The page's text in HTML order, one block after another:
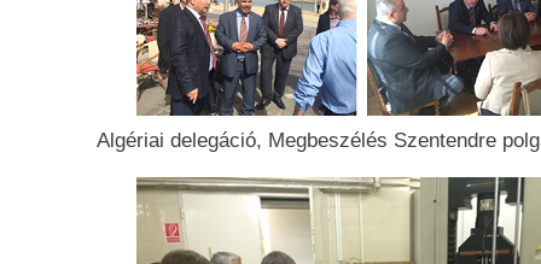
Algériai delegáció, Megbeszélés Szentendre